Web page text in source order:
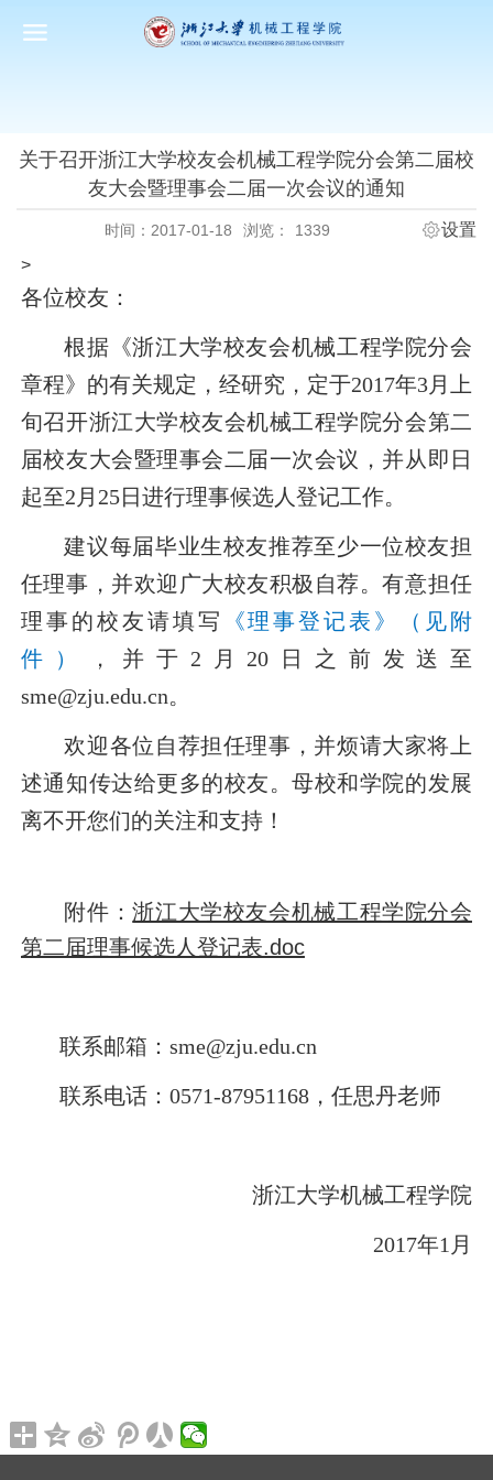
关于召开浙江大学校友会机械工程学院分会第二届校
友大会暨理事会二届一次会议的通知
时间：2017-01-18 浏览： 1339
设置
>
各位校友：
根据《浙江大学校友会机械工程学院分会
章程》的有关规定，经研究，定于2017年3月上
旬召开浙江大学校友会机械工程学院分会第二
届校友大会暨理事会二届一次会议，并从即日
起至2 月 25日进行理事候选人登记工作。
建议每届毕业生校友推荐至少一位校友担
任理事，并欢迎广大校友积极自荐。有意担任
理事的校友请填写
《理事登记表》（见附
件）
，并于 2 月 20 日之前发送至
sme@zju.edu.cn。
欢迎各位自荐担任理事，并烦请大家将上
述通知传达给更多的校友。母校和学院的发展
离不开您们的关注和支持！
附件：浙江大学校友会机械工程学院分会
第二届理事候选人登记表.doc
联系邮箱： sme@zju.edu.cn
联系电话： 0571-87951168，任思丹老师
浙江大学机械工程学院
2017年1 月